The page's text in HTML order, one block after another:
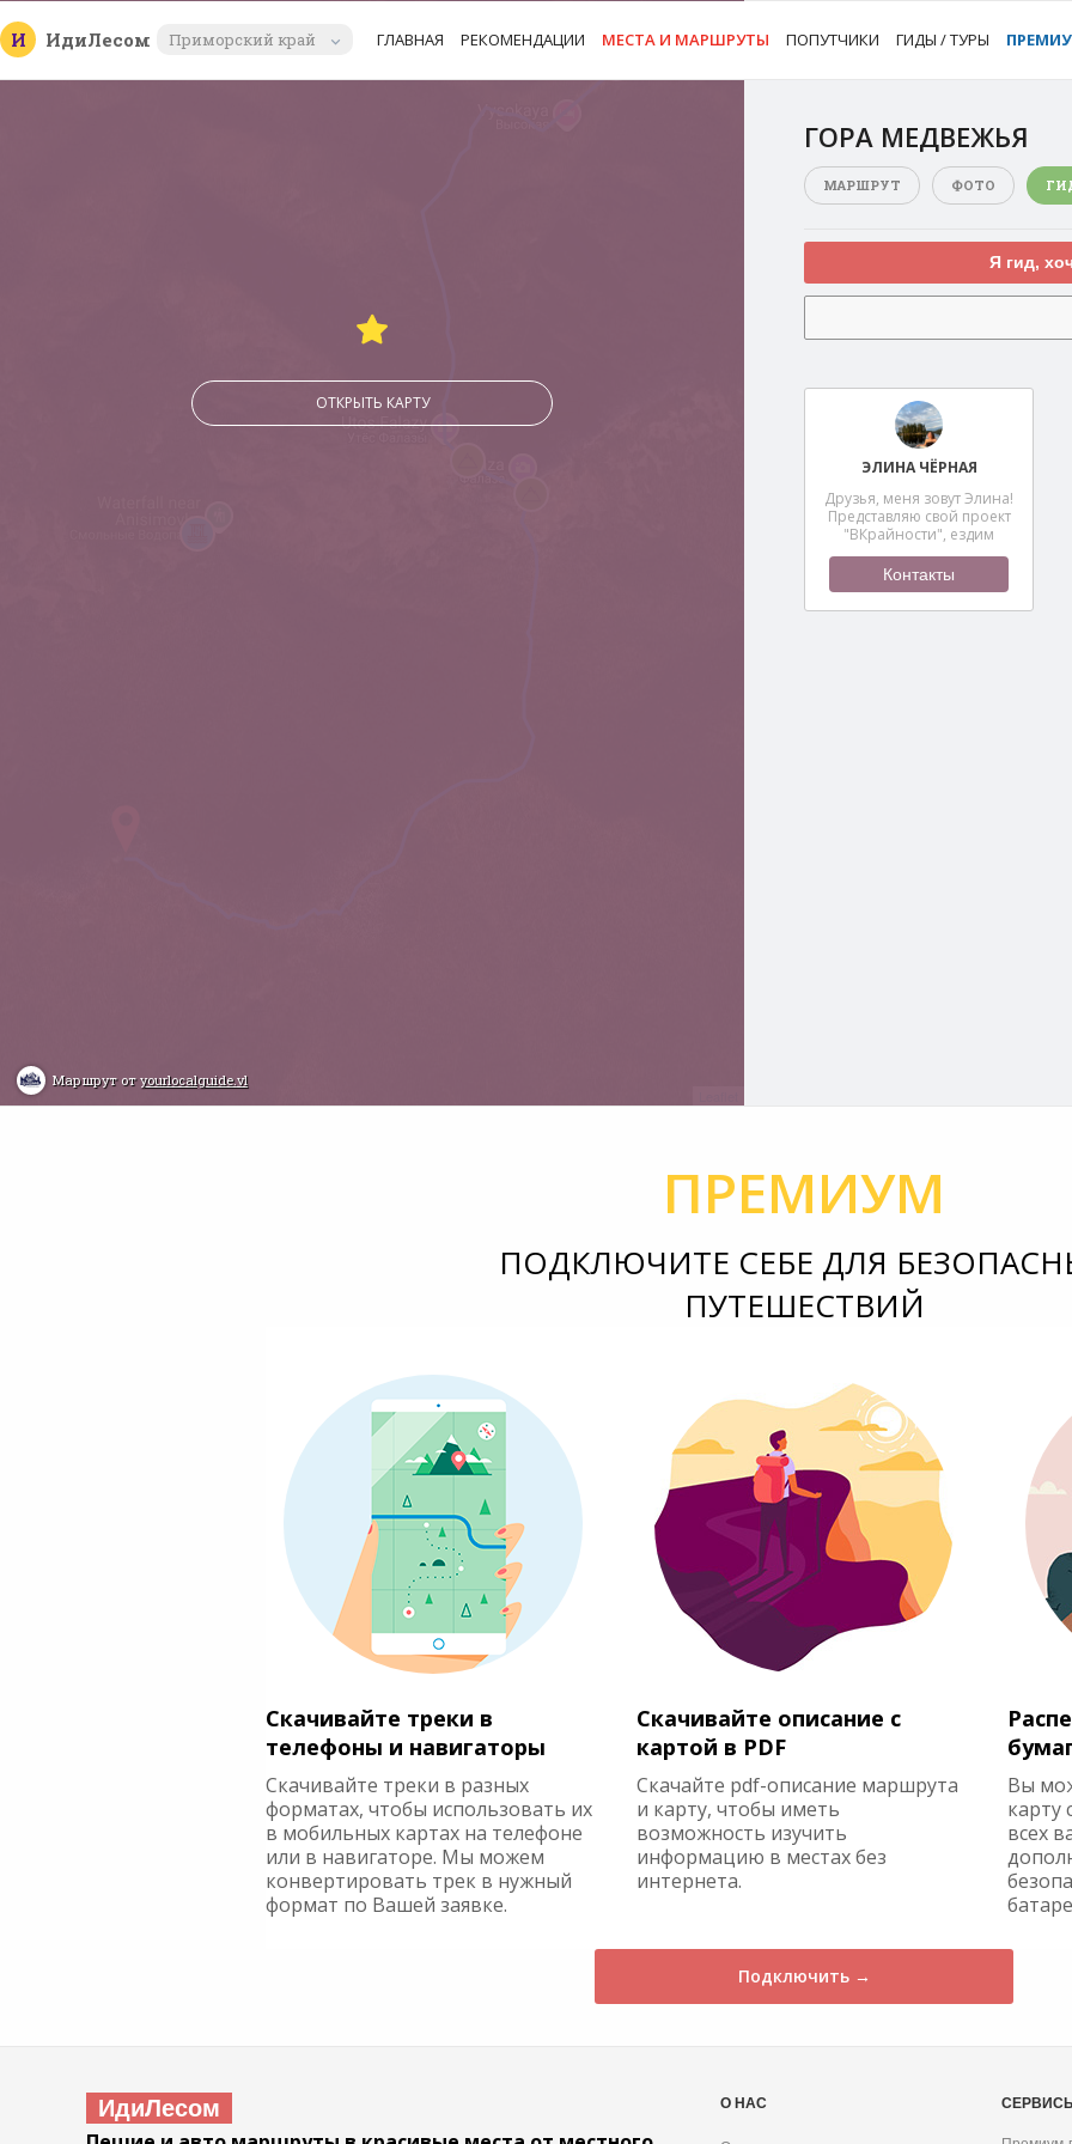
И ИдиЛесом Приморский край ГЛАВНАЯ РЕКОМЕНДАЦИИ МЕСТА И МАРШРУТЫ ПОПУТЧИКИ ГИДЫ / ТУРЫ
ОТКРЫТЬ КАРТУ
Маршрут отyourlocalguide.vl
ГОРА МЕДВЕЖЬЯ
МАРШРУТ ФОТО
Я гид,
ЭЛИНА ЧЁРНАЯ
Друзья, меня зовут Элина!
Представляю свой проект
"ВКрайности", ездим
каждую неделю по всему
Приморскому краю из …
Контакты
ПРЕМИУМ
ПОДКЛЮЧИТЕ СЕБЕ ДЛЯ
ПУТЕШЕСТВИЙ
Скачивайте треки в
телефоны и навигаторы
Скачивайте треки в разных
форматах, чтобы использовать их
в мобильных картах на телефоне
или в навигаторе. Мы можем
конвертировать трек в нужный
формат по Вашей заявке.
Скачивайте описание с
картой в PDF
Скачайте pdf-описание маршрута
и карту, чтобы иметь
возможность изучить
информацию в местах без
интернета.
Вы
карту
всех
Подключить →
ИдиЛесом
О НАС